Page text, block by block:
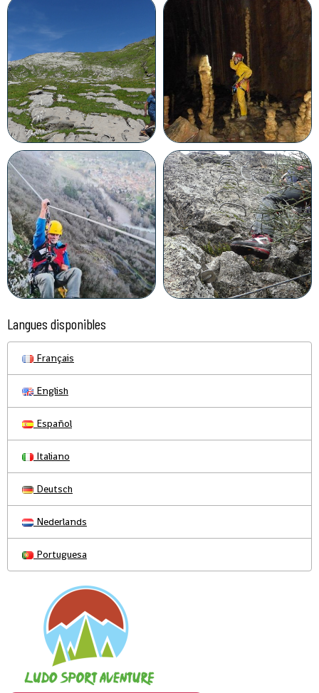
Langues disponibles
Français
English
Español
Italiano
Deutsch
Nederlands
Portuguesa